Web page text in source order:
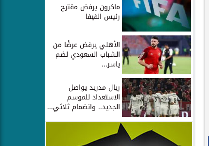
ماكرون يرفض مقترح
رئيس الفيفا
الأهلي يرفض عرضًا من
الشباب السعودي لضم
ياسر...
ريال مدريد يواصل
الاستعداد للموسم
الجديد.. وانضمام ثلاثي...